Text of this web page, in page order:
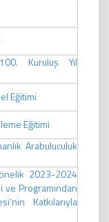
Kuruluş Yıl
Eğitimi
Eğitimi
Arabuluculuk
2023-2024
ve Programından
Katkılarıyla